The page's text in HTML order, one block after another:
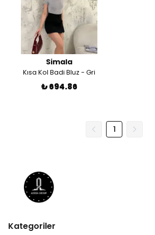
Simala
Kısa Kol Badi Bluz - Gri
₺ 694.86
1
Kategoriler